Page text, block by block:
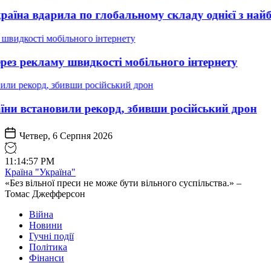
по глобальному складу однієї з найбільших у
мобільного інтернету
рекорд, збивши російський дрон
Четвер, 6 Серпня 2026
11 :14:59 PM
Країна "Україна"
«Без вільної преси не може бути вільного суспільства.» –
Томас Джефферсон
Війна
Новини
Гучні події
Політика
Фінанси